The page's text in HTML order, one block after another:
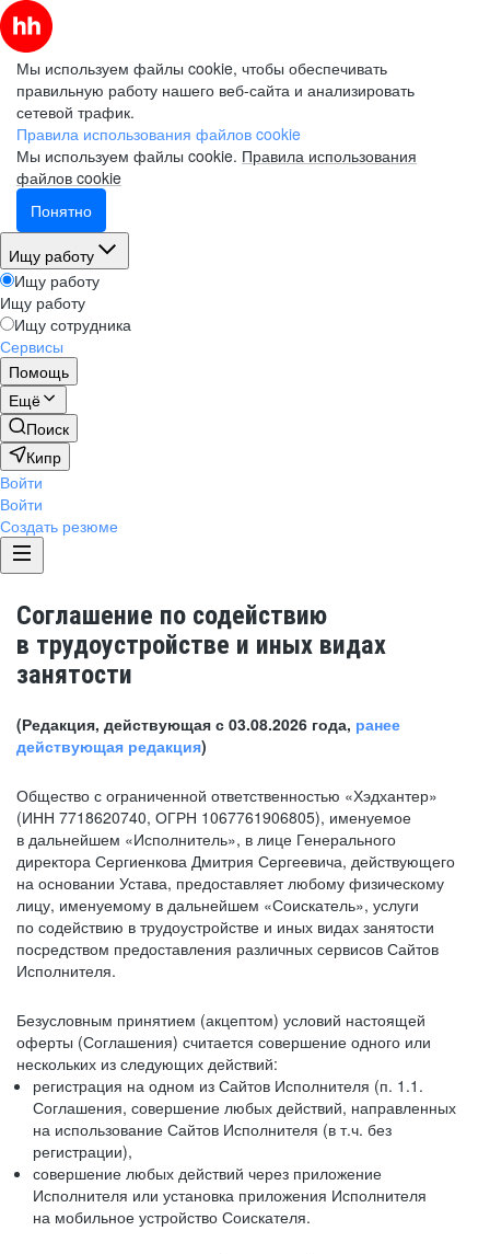
Мы используем файлы cookie, чтобы обеспечивать
правильную работу нашего веб-сайта и анализировать
сетевой трафик.
Правила использования файлов cookie
Мы используем файлы cookie. Правила использования
файлов cookie
Понятно
Ищу работу
Ищу работу
Ищу работу
Ищу сотрудника
Сервисы
Помощь
Ещё
Поиск
Кипр
Войти
Войти
Создать резюме
Соглашение по содействию
в трудоустройстве и иных видах
занятости
(Редакция, действующая с 03.08.2026 года, ранее
действующая редакция)
Общество с ограниченной ответственностью «Хэдхантер»
(ИНН 7718620740, ОГРН 1067761906805), именуемое
в дальнейшем «Исполнитель», в лице Генерального
директора Сергиенкова Дмитрия Сергеевича, действующего
на основании Устава, предоставляет любому физическому
лицу, именуемому в дальнейшем «Соискатель», услуги
по содействию в трудоустройстве и иных видах занятости
посредством предоставления различных сервисов Сайтов
Исполнителя.
Безусловным принятием (акцептом) условий настоящей
оферты (Соглашения) считается совершение одного или
нескольких из следующих действий:
регистрация на одном из Сайтов Исполнителя (п. 1.1.
Соглашения, совершение любых действий, направленных
на использование Сайтов Исполнителя (в т.ч. без
регистрации),
совершение любых действий через приложение
Исполнителя или установка приложения Исполнителя
на мобильное устройство Соискателя.